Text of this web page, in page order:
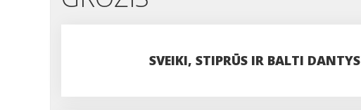
SVEIKI, STIPRŪS IR BALTI DANTYS